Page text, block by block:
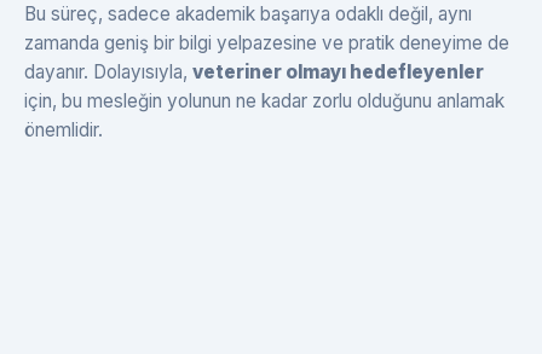
Bu süreç, sadece akademik başarıya odaklı değil, aynı
zamanda geniş bir bilgi yelpazesine ve pratik deneyime de
dayanır. Dolayısıyla, veteriner olmayı hedefleyenler
için, bu mesleğin yolunun ne kadar zorlu olduğunu anlamak
önemlidir.